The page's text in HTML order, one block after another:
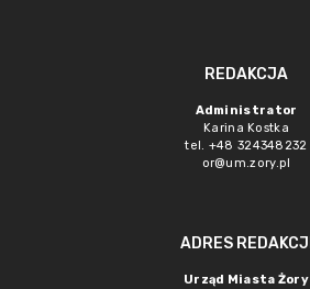
REDAKCJA
Administrator
Karina Kostka
tel. +48 324348232
or@um.zory.pl
ADRES REDAKCJI
Urząd Miasta Żory